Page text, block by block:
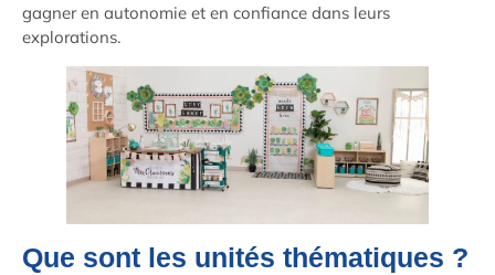
gagner en autonomie et en confiance dans leurs
explorations.
Que sont les unités thématiques ?